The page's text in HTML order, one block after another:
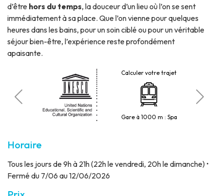
d’être hors du temps, la douceur d’un lieu où l’on se sent
immédiatement à sa place. Que l’on vienne pour quelques
heures dans les bains, pour un soin ciblé ou pour un véritable
séjour bien-être, l’expérience reste profondément
apaisante.
Calculer votre trajet
Gare à 1000 m : Spa
Horaire
Tous les jours de 9h à 21h (22h le vendredi, 20h le dimanche) •
Fermé du 7/06 au 12/06/2026